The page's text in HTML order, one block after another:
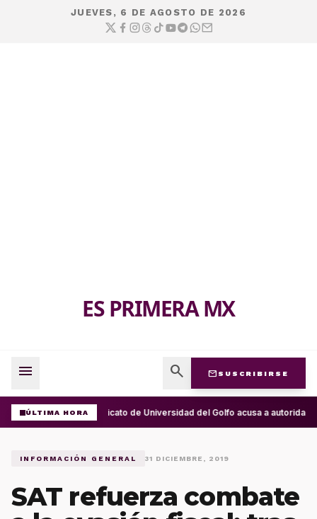
JUEVES, 6 DE AGOSTO DE 2026
ES PRIMERA MX
menu search mail SUSCRIBIRSE
ÚLTIMA HORASindicato de Universidad del Golfo acusa a
INFORMACIÓN GENERAL 31 DICIEMBRE, 2019
SAT refuerza combate